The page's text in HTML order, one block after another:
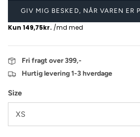
GIV MIG BESKED, NÅR VAREN ER
Fri fragt over 399,-
Hurtig levering 1-3 hverdage
Size
XS